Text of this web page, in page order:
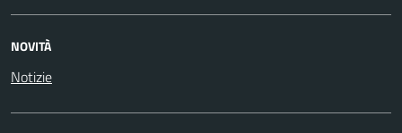
NOVITÀ
Notizie